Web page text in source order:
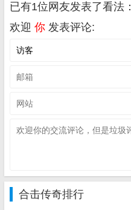
已有1位网友发表了看法：
欢迎 你 发表评论:
合击传奇排行